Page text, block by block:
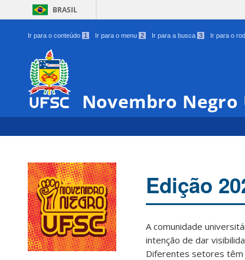
BRASIL
Ir para o conteúdo 1 Ir para o menu 2 Ir para a busca 3 Ir para o
Novembro Negro
Edição
A comunidade
intenção de dar
Diferentes setores têm